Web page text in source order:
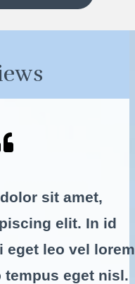
sit amet,
elit. In id
eget leo vel lorem
eget nisl.